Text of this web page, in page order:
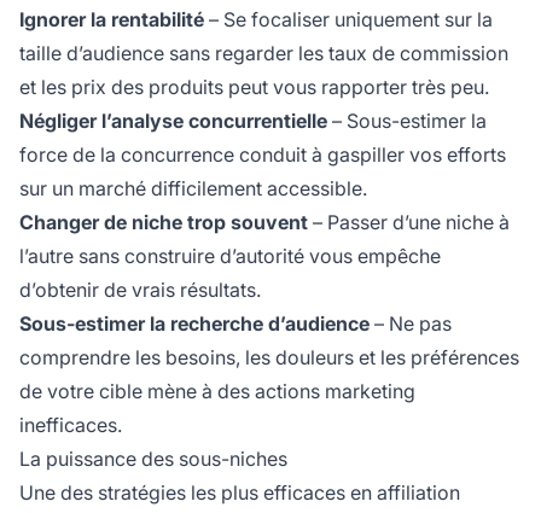
Ignorer la rentabilité – Se focaliser uniquement sur la
taille d’audience sans regarder les taux de commission
et les prix des produits peut vous rapporter très peu.
Négliger l’analyse concurrentielle – Sous-estimer la
force de la concurrence conduit à gaspiller vos efforts
sur un marché difficilement accessible.
Changer de niche trop souvent – Passer d’une niche à
l’autre sans construire d’autorité vous empêche
d’obtenir de vrais résultats.
Sous-estimer la recherche d’audience – Ne pas
comprendre les besoins, les douleurs et les préférences
de votre cible mène à des actions marketing
inefficaces.
La puissance des sous-niches
Une des stratégies les plus efficaces en affiliation